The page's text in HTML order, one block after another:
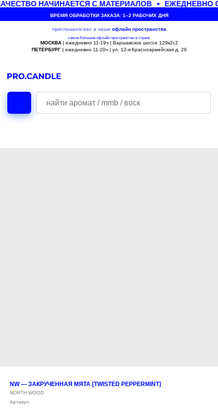
НАЧИНАЕТСЯ С МАТЕРИАЛОВ ЕЖЕДНЕВНО
ВРЕМЯ ОБРАБОТКИ ЗАКАЗА: 1–2 РАБОЧИХ ДНЯ
приглашаем вас в наши офлайн пространства
самое большое офлайн пространство в стране
МОСКВА| ежедневно 11-19ч | Варшавское шоссе 129к2с2
ПЕТЕРБУРГ| ежедневно 11-20ч | ул. 12-я Красноармейская д. 26
NW — ЗАКРУЧЕННАЯ МЯТА [TWISTED PEPPERMINT]
NORTH WOOD
Артикул: